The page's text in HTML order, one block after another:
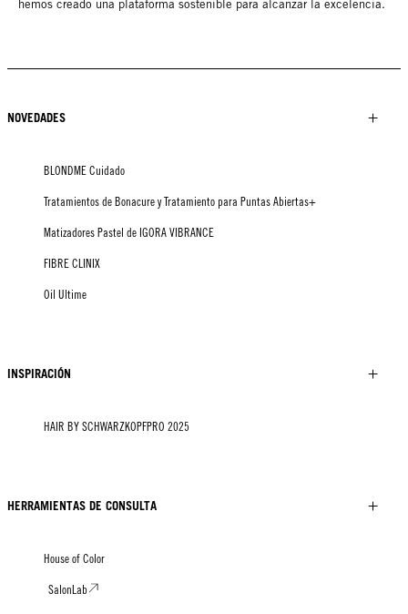
hemos creado una plataforma sostenible para alcanzar la excelencia.
NOVEDADES
BLONDME Cuidado
Tratamientos de Bonacure y Tratamiento para Puntas Abiertas+
Matizadores Pastel de IGORA VIBRANCE
FIBRE CLINIX
Oil Ultime
INSPIRACIÓN
HAIR BY SCHWARZKOPFPRO 2025
HERRAMIENTAS DE CONSULTA
House of Color
SalonLab